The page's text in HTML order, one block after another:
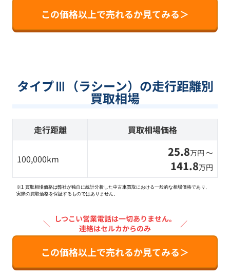
この価格以上で売れるか見てみる＞
タイプⅢ（ラシーン）の走行距離別
買取相場
走行距離 買取相場価格
100,000km 25.8万円 〜
141.8万円
※1 買取相場価格は弊社が独自に統計分析した中古車買取における一般的な相場価格であり、
実際の買取価格を保証するものではありません。
＼ しつこい営業電話は一切ありません。
連絡はセルカからのみ
／
この価格以上で売れるか見てみる＞